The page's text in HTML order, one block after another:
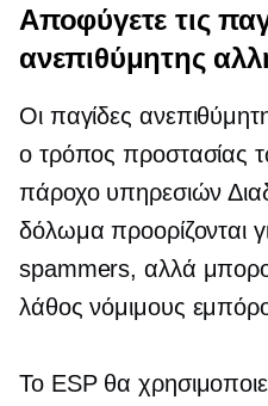
Αποφύγετε τις
ανεπιθύμητης
Οι παγίδες
ο τρόπος προστασίας
πάροχο υπηρεσιών
δόλωμα προορίζονται
spammers, αλλά
λάθος νόμιμους
Το ESP θα